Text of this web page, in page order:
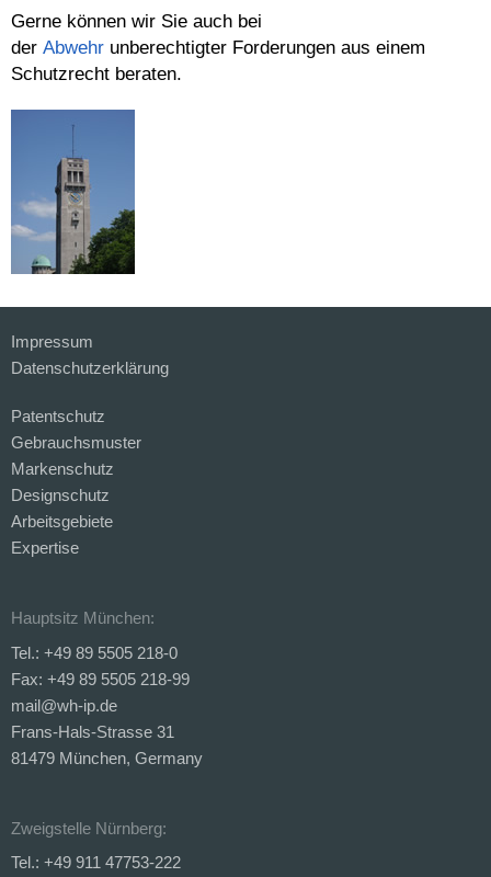
Gerne können wir Sie auch bei
der Abwehr unberechtigter Forderungen aus einem
Schutzrecht beraten.
Impressum
Datenschutzerklärung
Patentschutz
Gebrauchsmuster
Markenschutz
Designschutz
Arbeitsgebiete
Expertise
Hauptsitz München:
Tel.: +49 89 5505 218-0
Fax: +49 89 5505 218-99
mail@wh-ip.de
Frans-Hals-Strasse 31
81479 München, Germany
Zweigstelle Nürnberg:
Tel.: +49 911 47753-222